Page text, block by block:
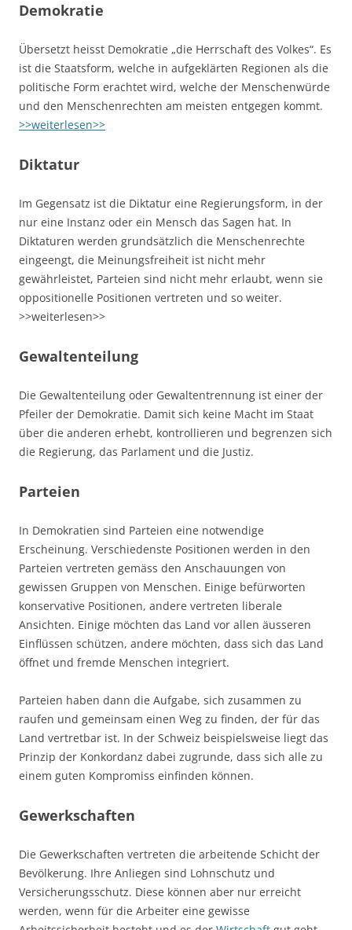
Demokratie
Übersetzt heisst Demokratie „die Herrschaft des Volkes“. Es
ist die Staatsform, welche in aufgeklärten Regionen als die
politische Form erachtet wird, welche der Menschenwürde
und den Menschenrechten am meisten entgegen kommt.
>>weiterlesen>>
Diktatur
Im Gegensatz ist die Diktatur eine Regierungsform, in der
nur eine Instanz oder ein Mensch das Sagen hat. In
Diktaturen werden grundsätzlich die Menschenrechte
eingeengt, die Meinungsfreiheit ist nicht mehr
gewährleistet, Parteien sind nicht mehr erlaubt, wenn sie
oppositionelle Positionen vertreten und so weiter.
>>weiterlesen>>
Gewaltenteilung
Die Gewaltenteilung oder Gewaltentrennung ist einer der
Pfeiler der Demokratie. Damit sich keine Macht im Staat
über die anderen erhebt, kontrollieren und begrenzen sich
die Regierung, das Parlament und die Justiz.
Parteien
In Demokratien sind Parteien eine notwendige
Erscheinung. Verschiedenste Positionen werden in den
Parteien vertreten gemäss den Anschauungen von
gewissen Gruppen von Menschen. Einige befürworten
konservative Positionen, andere vertreten liberale
Ansichten. Einige möchten das Land vor allen äusseren
Einflüssen schützen, andere möchten, dass sich das Land
öffnet und fremde Menschen integriert.
Parteien haben dann die Aufgabe, sich zusammen zu
raufen und gemeinsam einen Weg zu finden, der für das
Land vertretbar ist. In der Schweiz beispielsweise liegt das
Prinzip der Konkordanz dabei zugrunde, dass sich alle zu
einem guten Kompromiss einfinden können.
Gewerkschaften
Die Gewerkschaften vertreten die arbeitende Schicht der
Bevölkerung. Ihre Anliegen sind Lohnschutz und
Versicherungsschutz. Diese können aber nur erreicht
werden, wenn für die Arbeiter eine gewisse